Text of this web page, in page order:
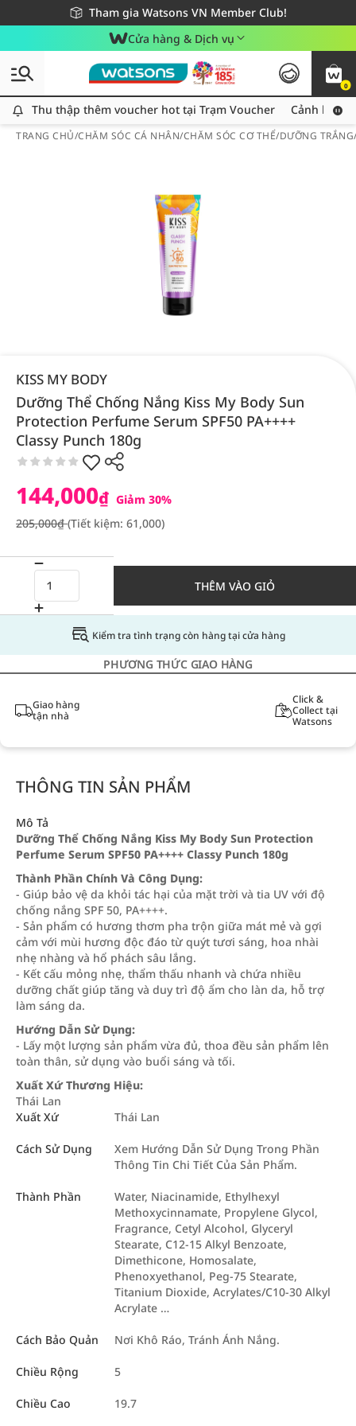
Tham gia Watsons VN Member Club!
Miễn phí giao hàng cho đơn hàng từ 249,000Đ
Giao hàng nhanh 24h - Áp dụng khu vực TP. Hồ Chí Minh
Cửa hàng & Dịch vụ
0
Thu thập thêm voucher hot tại Trạm Voucher
Thu thập thêm voucher hot tại Trạm Voucher Cảnh báo
TRANG CHỦ/CHĂM SÓC CÁ NHÂN/CHĂM SÓC CƠ THỂ/DƯỠNG TRẮNG
KISS MY BODY
Dưỡng Thể Chống Nắng Kiss My Body Sun
Protection Perfume Serum SPF50 PA++++
Classy Punch 180g
144,000₫ Giảm 30%
205,000₫(Tiết kiệm: 61,000)
THÊM VÀO GIỎ
Kiểm tra tình trạng còn hàng tại cửa hàng
PHƯƠNG THỨC GIAO HÀNG
Giao hàng
tận nhà
Click &
Collect tại
Watsons
THÔNG TIN SẢN PHẨM
Mô Tả
Dưỡng Thể Chống Nắng Kiss My Body Sun Protection
Perfume Serum SPF50 PA++++ Classy Punch 180g
Thành Phần Chính Và Công Dụng:
- Giúp bảo vệ da khỏi tác hại của mặt trời và tia UV với độ
chống nắng SPF 50, PA++++.
- Sản phẩm có hương thơm pha trộn giữa mát mẻ và gợi
cảm với mùi hương độc đáo từ quýt tươi sáng, hoa nhài
nhẹ nhàng và hổ phách sâu lắng.
- Kết cấu mỏng nhẹ, thẩm thấu nhanh và chứa nhiều
dưỡng chất giúp tăng và duy trì độ ẩm cho làn da, hỗ trợ
làm sáng da.
Hướng Dẫn Sử Dụng:
- Lấy một lượng sản phẩm vừa đủ, thoa đều sản phẩm lên
toàn thân, sử dụng vào buổi sáng và tối.
Xuất Xứ Thương Hiệu:
Thái Lan
Xuất Xứ
Thái Lan
Cách Sử Dụng
Xem Hướng Dẫn Sử Dụng Trong Phần
Thông Tin Chi Tiết Của Sản Phẩm.
Thành Phần
Water, Niacinamide, Ethylhexyl
Methoxycinnamate, Propylene Glycol,
Fragrance, Cetyl Alcohol, Glyceryl
Stearate, C12-15 Alkyl Benzoate,
Dimethicone, Homosalate,
Phenoxyethanol, Peg-75 Stearate,
Titanium Dioxide, Acrylates/C10-30 Alkyl
Acrylate …
Cách Bảo Quản Nơi Khô Ráo, Tránh Ánh Nắng.
Chiều Rộng 5
Chiều Cao 19.7